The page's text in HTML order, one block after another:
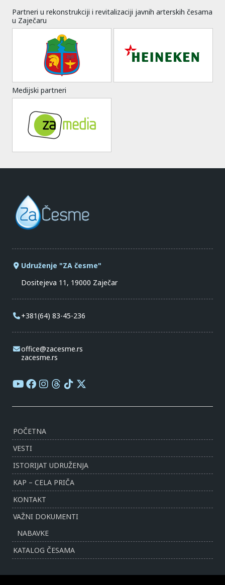
Partneri u rekonstrukciji i revitalizaciji javnih arterskih česama
u Zaječaru
Medijski partneri
Udruženje "ZA česme"
Dositejeva 11, 19000 Zaječar
+381(64) 83-45-236
office@zacesme.rs
zacesme.rs
POČETNA
VESTI
ISTORIJAT UDRUŽENJA
KAP – CELA PRIČA
KONTAKT
VAŽNI DOKUMENTI
NABAVKE
KATALOG ČESAMA